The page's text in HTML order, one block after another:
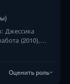
Джессика
(2010),
Оценить роль